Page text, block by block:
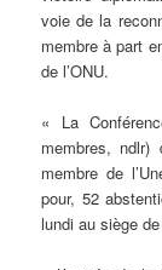
voie de la
membre à part
de l’ONU.
« La
membres, ndlr)
membre de
pour, 52
lundi au siège